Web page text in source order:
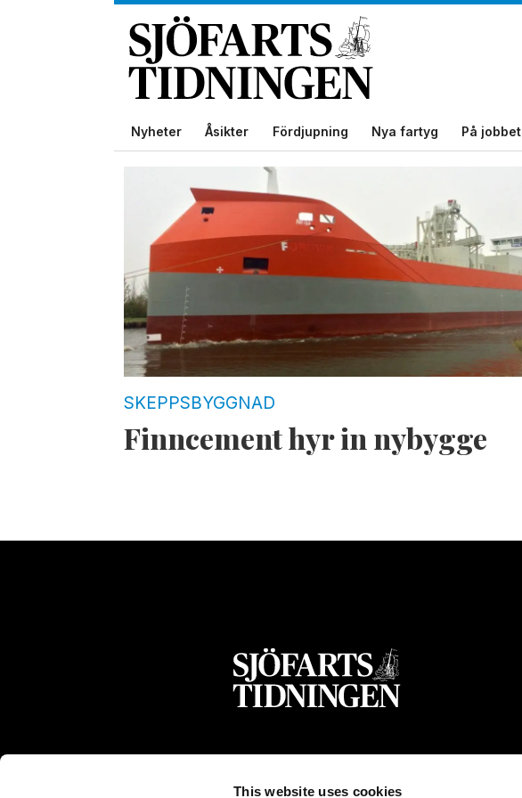
This website uses cookies
Nyheter Åsikter Fördjupning Nya fartyg På jobbet
bodewes
SKEPPSBYGGNAD
Finncement hyr in nybygge